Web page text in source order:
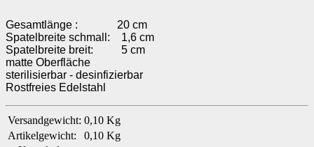
Gesamtlänge : 20 cm
Spatelbreite schmall: 1,6 cm
Spatelbreite breit: 5 cm
matte Oberfläche
sterilisierbar - desinfizierbar
Rostfreies Edelstahl
Versandgewicht: 0,10 Kg
Artikelgewicht:
0,10 Kg